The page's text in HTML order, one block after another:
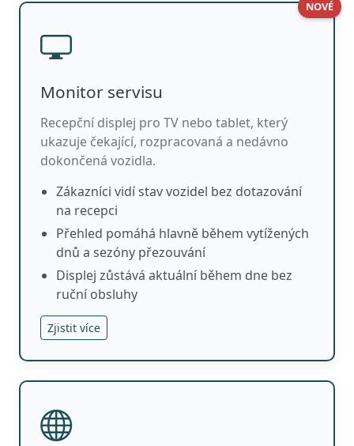
NOVÉ
Monitor servisu
Recepční displej pro TV nebo tablet, který
ukazuje čekající, rozpracovaná a nedávno
dokončená vozidla.
Zákazníci vidí stav vozidel bez dotazování
na recepci
Přehled pomáhá hlavně během vytížených
dnů a sezóny přezouvání
Displej zůstává aktuální během dne bez
ruční obsluhy
Zjistit více